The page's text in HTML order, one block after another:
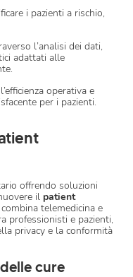
i pazienti a rischio,
l’analisi dei dati,
adattati alle
operativa e
per i pazienti.
offrendo soluzioni
il patient
telemedicina e
professionisti e pazienti,
privacy e la conformità
cure